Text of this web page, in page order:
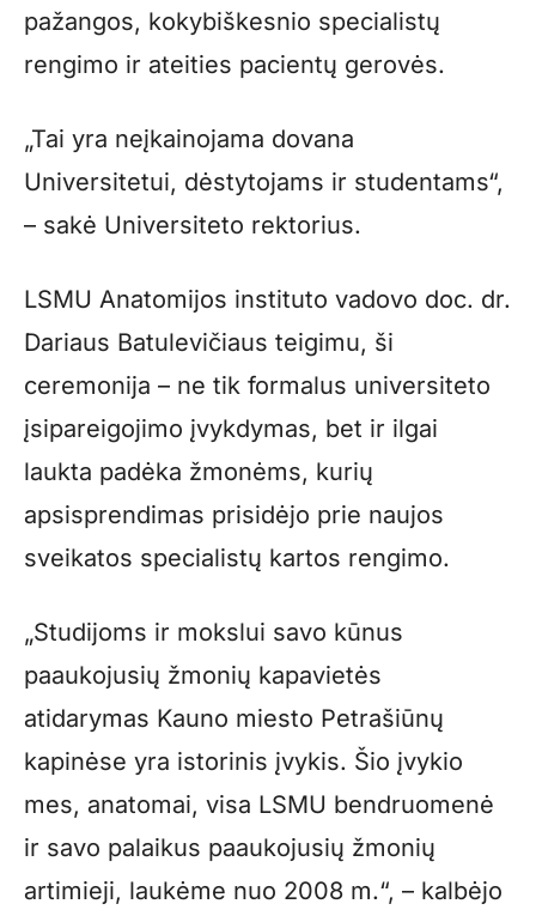
pažangos, kokybiškesnio specialistų
rengimo ir ateities pacientų gerovės.
„Tai yra neįkainojama dovana
Universitetui, dėstytojams ir studentams“,
– sakė Universiteto rektorius.
LSMU Anatomijos instituto vadovo doc. dr.
Dariaus Batulevičiaus teigimu, ši
ceremonija – ne tik formalus universiteto
įsipareigojimo įvykdymas, bet ir ilgai
laukta padėka žmonėms, kurių
apsisprendimas prisidėjo prie naujos
sveikatos specialistų kartos rengimo.
„Studijoms ir mokslui savo kūnus
paaukojusių žmonių kapavietės
atidarymas Kauno miesto Petrašiūnų
kapinėse yra istorinis įvykis. Šio įvykio
mes, anatomai, visa LSMU bendruomenė
ir savo palaikus paaukojusių žmonių
artimieji, laukėme nuo 2008 m.“, – kalbėjo